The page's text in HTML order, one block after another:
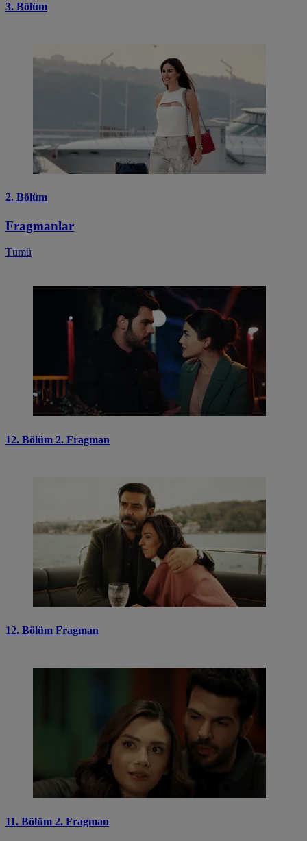
3. Bölüm
2. Bölüm
Fragmanlar
Tümü
12. Bölüm 2. Fragman
12. Bölüm Fragman
11. Bölüm 2. Fragman